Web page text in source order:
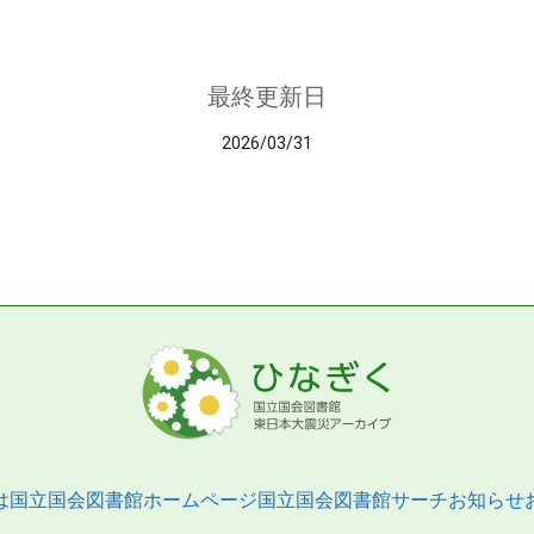
最終更新日
2026/03/31
国立国会図書館ホームページ国立国会図書館サーチお知らせ